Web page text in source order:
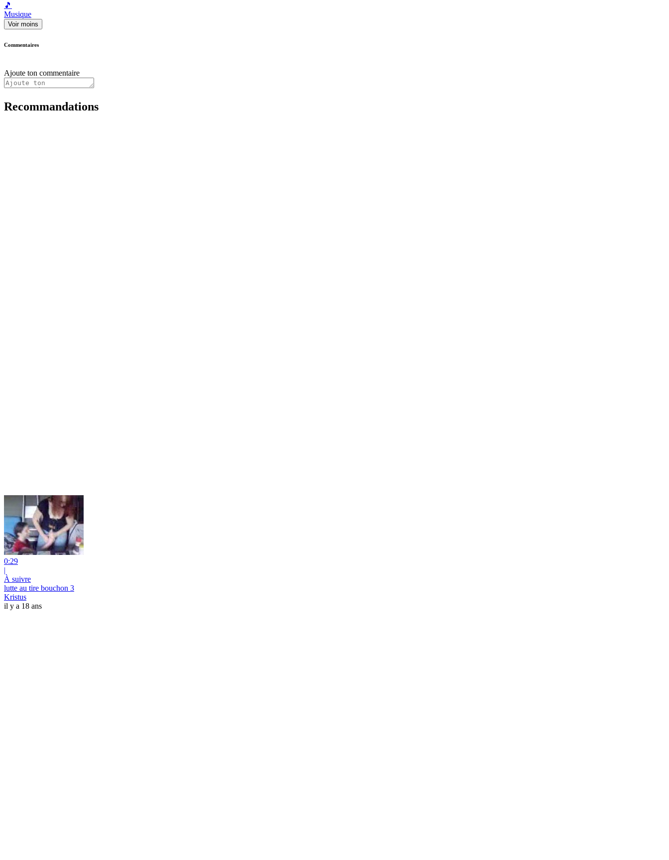
🎵
Musique
Voir moins
Commentaires
Ajoute ton commentaire
Recommandations
0:29
|
À suivre
lutte au tire bouchon 3
Kristus
il y a 18 ans